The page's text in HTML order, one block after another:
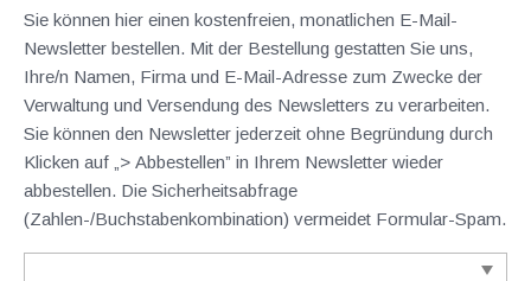
Sie können hier einen kostenfreien, monatlichen E-Mail-
Newsletter bestellen. Mit der Bestellung gestatten Sie uns,
Ihre/n Namen, Firma und E-Mail-Adresse zum Zwecke der
Verwaltung und Versendung des Newsletters zu verarbeiten.
Sie können den Newsletter jederzeit ohne Begründung durch
Klicken auf „> Abbestellen” in Ihrem Newsletter wieder
abbestellen. Die Sicherheitsabfrage
(Zahlen-/Buchstabenkombination) vermeidet Formular-Spam.